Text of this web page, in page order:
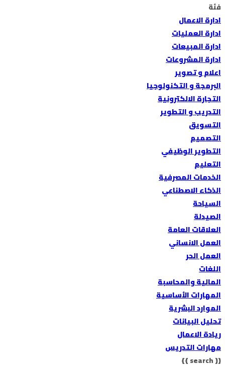
فئة
ادارة الاعمال
ادارة العمليات
ادارة المبيعات
ادارة المشروعات
اعلام و تصوير
البرمجة و التكنولوجيا
التجارة الالكترونية
التدريب و التطوير
التسويق
التصميم
التطوير الوظيفي
التعليم
الخدمات المصرفية
الذكاء الاصطناعي
السياحة
الصيدلة
العلاقات العامة
العمل الانساني
العمل الحر
اللغات
المالية والمحاسبة
المهارات الأساسية
الموارد البشرية
تحليل البيانات
ريادة الاعمال
مهارات التدريس
{{ search }}